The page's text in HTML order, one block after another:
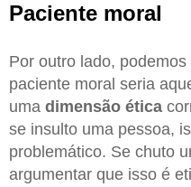
Paciente moral
Por outro lado, podemos
paciente moral seria
uma dimensão ética
se insulto uma pessoa,
problemático. Se chuto
argumentar que isso é